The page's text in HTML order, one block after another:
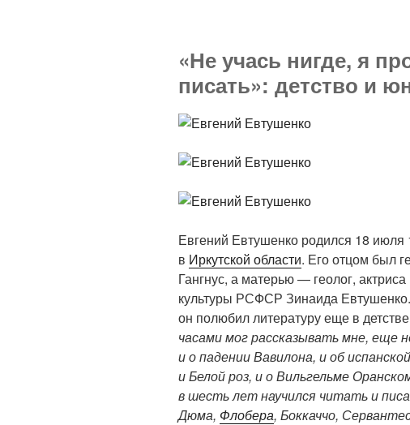
«Не учась нигде, я
писать»: детство и
Евгений Евтушенко родился 18 июля
в Иркутской области. Его отцом был
Гангнус, а матерью — геолог,
культуры РСФСР Зинаида
он полюбил литературу еще в
часами мог рассказывать мне, еще
и о падении Вавилона, и об
и Белой роз, и о Вильгельме
в шесть лет научился читать и
Дюма, Флобера, Боккаччо,